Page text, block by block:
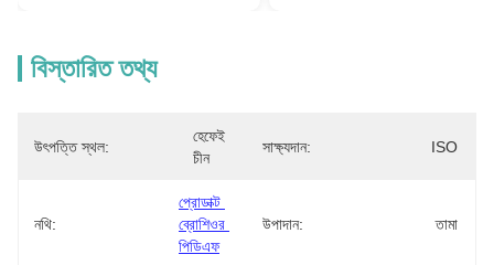
বিস্তারিত তথ্য
উৎপত্তি স্থল:
হেফেই
চীন
সাক্ষ্যদান: ISO
নথি:
প্রোডাক্ট
ব্রোশিওর
পিডিএফ
উপাদান: তামা